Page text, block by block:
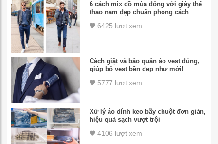
6 cách mix đồ mùa đông với giày thể
thao nam đẹp chuẩn phong cách
6425 lượt xem
Cách giặt và bảo quản áo vest đúng,
giúp bộ vest bền đẹp như mới!
5777 lượt xem
Xử lý áo dính keo bẫy chuột đơn giản,
hiệu quả sạch vượt trội
4106 lượt xem